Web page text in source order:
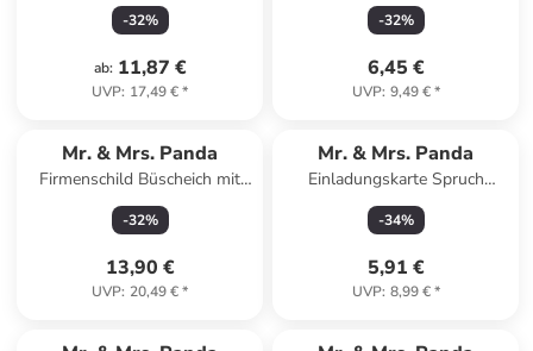
-32%
ab: 11,87 €
UVP: 17,49 €*
in Eisblau
-32%
6,45 €
UVP: 9,49 €*
Mr. & Mrs. Panda
Firmenschild Büscheich mit
Spruch in Keine Angabe
-32%
13,90 €
UVP: 20,49 €*
Mr. & Mrs. Panda
Einladungskarte Spruch
Geborgenheit im Zuhause ... in
Meeresbrise
-34%
5,91 €
UVP: 8,99 €*